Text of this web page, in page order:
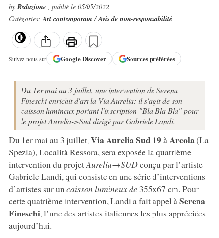
byRedazione , publié le 05/05/2022
Catégories:Art contemporain/Avis de non-responsabilité
Suivez-nous sur GoogleDiscover Sources préférées
Du 1er mai au 3 juillet, une intervention de Serena
Fineschi enrichit d'art la Via Aurelia: il s'agit de son
caisson lumineux portant l'inscription "Bla Bla Bla" pour
le projet Aurelia->Sud dirigé par Gabriele Landi.
Du 1er mai au 3 juillet, Via Aurelia Sud 19à Arcola(La
Spezia), Località Ressora, sera exposée la quatrième
intervention du projetAurelia→SUDconçu par l’artiste
Gabriele Landi, qui consiste en une série d’interventions
d’artistes sur un caisson lumineux de355x67 cm. Pour
cette quatrième intervention, Landi a fait appel à Serena
Fineschi, l’une des artistes italiennes les plus appréciées
aujourd’hui.